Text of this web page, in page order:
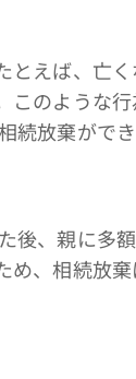
えば、亡
のような
放棄ができ
、親に多
、相続放棄